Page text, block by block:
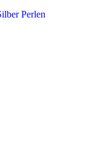
Perlen